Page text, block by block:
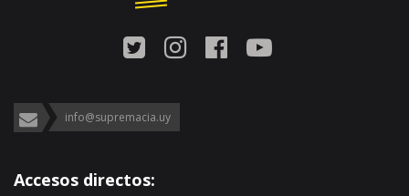
info@supremacia.uy
Accesos directos: